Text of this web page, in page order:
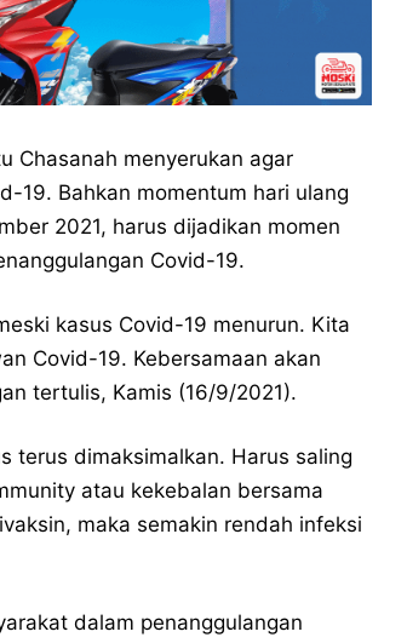
Chasanah menyerukan agar
19. Bahkan momentum hari ulang
2021, harus dijadikan momen
Covid-19.
kasus Covid-19 menurun. Kita
Covid-19. Kebersamaan akan
tertulis, Kamis (16/9/2021).
terus dimaksimalkan. Harus saling
atau kekebalan bersama
maka semakin rendah infeksi
dalam penanggulangan